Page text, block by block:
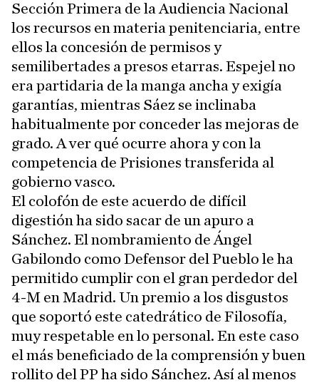
Sección Primera de la Audiencia Nacional
los recursos en materia penitenciaria, entre
ellos la concesión de permisos y
semilibertades a presos etarras. Espejel no
era partidaria de la manga ancha y exigía
garantías, mientras Sáez se inclinaba
habitualmente por conceder las mejoras de
grado. A ver qué ocurre ahora y con la
competencia de Prisiones transferida al
gobierno vasco.
El colofón de este acuerdo de difícil
digestión ha sido sacar de un apuro a
Sánchez. El nombramiento de Ángel
Gabilondo como Defensor del Pueblo le ha
permitido cumplir con el gran perdedor del
4-M en Madrid. Un premio a los disgustos
que soportó este catedrático de Filosofía,
muy respetable en lo personal. En este caso
el más beneficiado de la comprensión y buen
rollito del PP ha sido Sánchez. Así al menos